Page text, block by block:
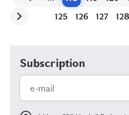
125
126 127 128
Subscription